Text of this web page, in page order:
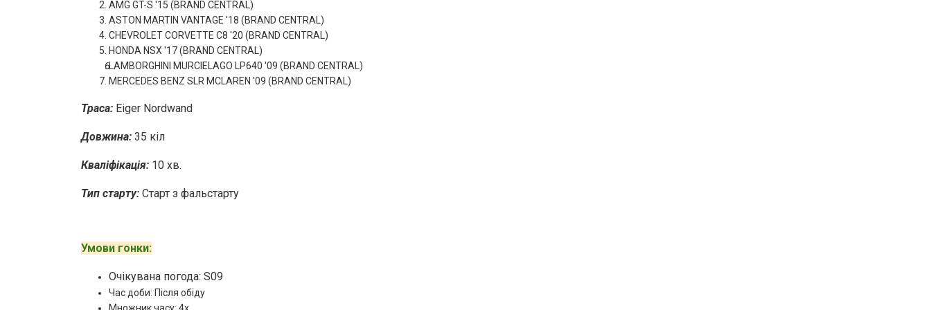
AMG GT-S '15 (BRAND CENTRAL)
ASTON MARTIN VANTAGE '18 (BRAND CENTRAL)
CHEVROLET CORVETTE C8 '20 (BRAND CENTRAL)
HONDA NSX '17 (BRAND CENTRAL)
LAMBORGHINI MURCIELAGO LP640 '09 (BRAND CENTRAL)
MERCEDES BENZ SLR MCLAREN '09 (BRAND CENTRAL)
Траса: Eiger Nordwand
Довжина: 35 кіл
Кваліфікація: 10 хв.
Тип старту: Старт з фальстарту
Умови гонки:
Очікувана погода: S09
Час доби: Після обіду